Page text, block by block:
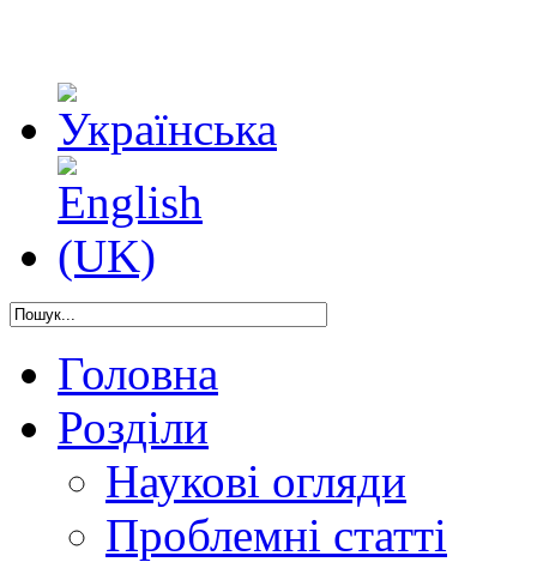
Головна
Розділи
Наукові огляди
Проблемні статті